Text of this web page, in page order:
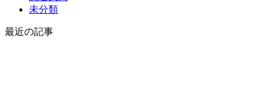
未分類
最近の記事